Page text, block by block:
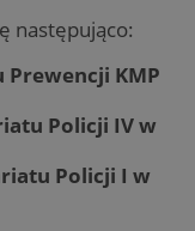
następująco:
Prewencji KMP
Policji IV w
Policji I w